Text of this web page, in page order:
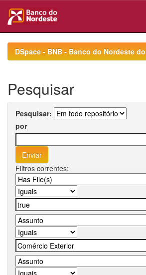
navigationDSpace - BNB - Banco do Nordeste
Pesquisar
Pesquisar:
por
Filtros correntes: